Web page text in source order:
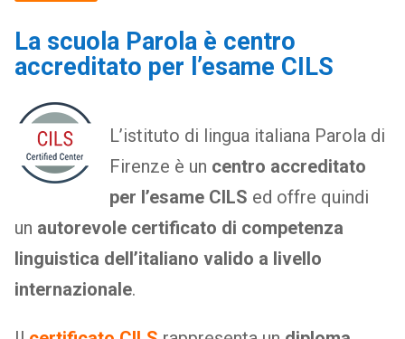
La scuola Parola è centro
accreditato per l’esame CILS
L’istituto di lingua italiana Parola di
Firenze è un centro accreditato
per l’esame CILS ed offre quindi
un autorevole certificato di competenza
linguistica dell’italiano valido a livello
internazionale.